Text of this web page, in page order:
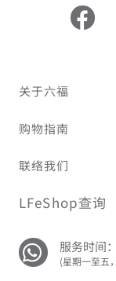
关于六福
购物指南
联络我们
LFeShop查询
服务时间
(星期一至五